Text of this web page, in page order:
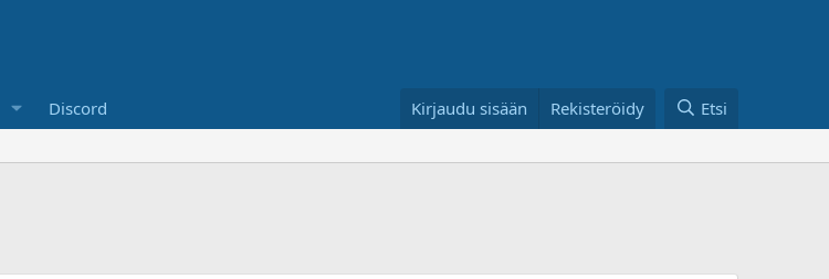
Discord Kirjaudu sisään Rekisteröidy Etsi